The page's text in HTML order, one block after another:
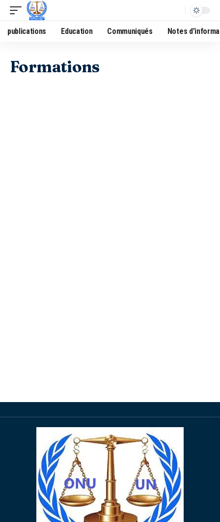
publications Education Communiqués Notes
Formations